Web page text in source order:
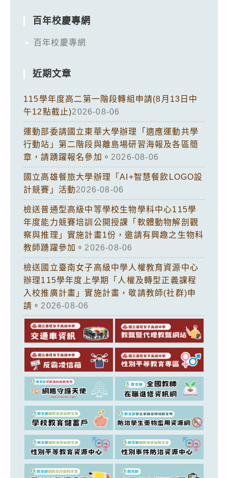
百年校慶專網
百年校慶專網
近期文章
115學年度高二第一階段轉組申請(8月13日中
午12點截止)2026-08-06
運動部委請國立東華大學辦理「適應運動共學
行動站」第二階段與離島場研習海報及各區簡
章，請踴躍報名參加。 2026-08-06
國立高雄餐旅大學辦理「AI+智慧餐飲LOGO設
計競賽」活動2026-08-06
檢送普通型高級中等學校生物學科中心115學
年度能力競賽培訓公開授課「軟體動物解剖觀
察與推理」實施計畫1份，邀請有興趣之生物科
教師踴躍參加。 2026-08-06
檢送國立臺南女子高級中學人權教育資源中心
辦理115學年度上學期「人權及轉型正義課程
入校推廣計畫」實施計畫，敬請教師(社群)申
請。 2026-08-06